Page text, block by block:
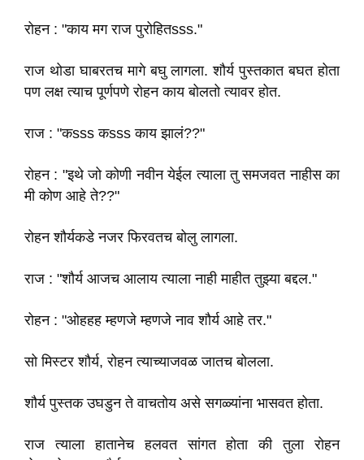
रोहन : "काय मग राज पुरोहितsss."
राज थोडा घाबरतच मागे बघु लागला. शौर्य पुस्तकात बघत होता
पण लक्ष त्याच पूर्णपणे रोहन काय बोलतो त्यावर होत.
राज : "कsss कsss काय झालं??"
रोहन : "इथे जो कोणी नवीन येईल त्याला तु समजवत नाहीस का
मी कोण आहे ते??"
रोहन शौर्यकडे नजर फिरवतच बोलु लागला.
राज : "शौर्य आजच आलाय त्याला नाही माहीत तुझ्या बद्दल."
रोहन : "ओहहह म्हणजे म्हणजे नाव शौर्य आहे तर."
सो मिस्टर शौर्य, रोहन त्याच्याजवळ जातच बोलला.
शौर्य पुस्तक उघडुन ते वाचतोय असे सगळ्यांना भासवत होता.
राज त्याला हातानेच हलवत सांगत होता की तुला रोहन